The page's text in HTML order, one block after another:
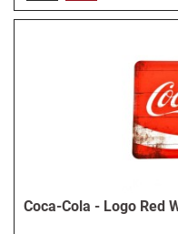
Coca-Cola - Logo Red